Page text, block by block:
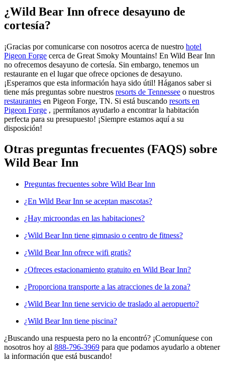
¿Wild Bear Inn ofrece desayuno de
cortesía?
¡Gracias por comunicarse con nosotros acerca de nuestro hotel
Pigeon Forge cerca de Great Smoky Mountains! En Wild Bear Inn
no ofrecemos desayuno de cortesía. Sin embargo, tenemos un
restaurante en el lugar que ofrece opciones de desayuno.
¡Esperamos que esta información haya sido útil! Háganos saber si
tiene más preguntas sobre nuestros resorts de Tennessee o nuestros
restaurantes en Pigeon Forge, TN. Si está buscando resorts en
Pigeon Forge , ¡permítanos ayudarlo a encontrar la habitación
perfecta para su presupuesto! ¡Siempre estamos aquí a su
disposición!
Otras preguntas frecuentes (FAQS) sobre
Wild Bear Inn
Preguntas frecuentes sobre Wild Bear Inn
¿En Wild Bear Inn se aceptan mascotas?
¿Hay microondas en las habitaciones?
¿Wild Bear Inn tiene gimnasio o centro de fitness?
¿Wild Bear Inn ofrece wifi gratis?
¿Ofreces estacionamiento gratuito en Wild Bear Inn?
¿Proporciona transporte a las atracciones de la zona?
¿Wild Bear Inn tiene servicio de traslado al aeropuerto?
¿Wild Bear Inn tiene piscina?
¿Buscando una respuesta pero no la encontró? ¡Comuníquese con
nosotros hoy al 888-796-3969 para que podamos ayudarlo a obtener
la información que está buscando!